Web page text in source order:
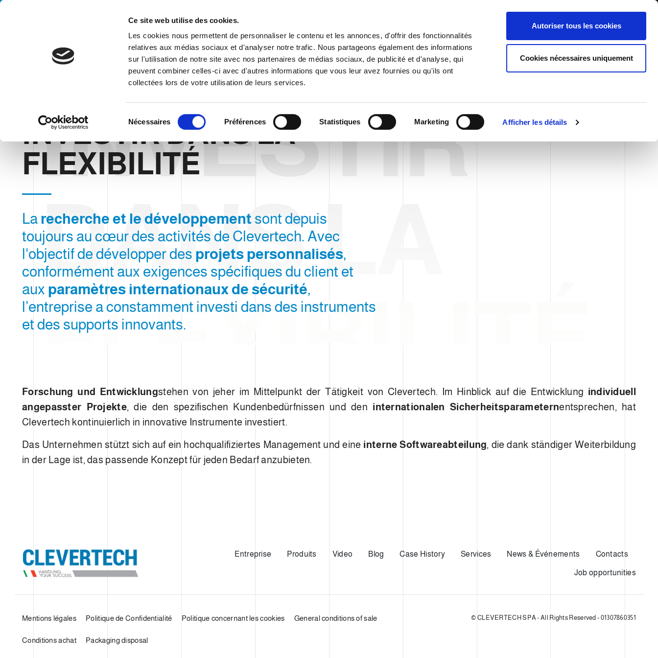
Ce site web utilise des cookies.
Les cookies nous permettent de personnaliser le contenu et les annonces, d'offrir des fonctionnalités
relatives aux médias sociaux et d'analyser notre trafic. Nous partageons également des informations
sur l'utilisation de notre site avec nos partenaires de médias sociaux, de publicité et d'analyse, qui
peuvent combiner celles-ci avec d'autres informations que vous leur avez fournies ou qu'ils ont
collectées lors de votre utilisation de leurs services.
é
e
t
u
o
n
n
e
Nécessaires Préférences Statistiques Marketing Afficher les détails
Autoriser tous les cookies
Cookies nécessaires uniquement
Whistleblowing International/Français
ENTREPRISE PRODUITS VIDEO BLOG CASE HISTORY SERVICES NEWS & ÉVÉNEMENTS
INVESTIR DANS LA
FLEXIBILITÉ
La recherche et le développement sont depuis
toujours au cœur des activités de Clevertech. Avec
l'objectif de développer des projets personnalisés,
conformément aux exigences spécifiques du client et
aux paramètres internationaux de sécurité,
l’entreprise a constamment investi dans des instruments
et des supports innovants.
INVESTIR
DANS LA
FLEXIBILITÉ
Forschung und Entwicklungstehen von jeher im Mittelpunkt der Tätigkeit von Clevertech. Im Hinblick auf die Entwicklung individuell
angepasster Projekte, die den spezifischen Kundenbedürfnissen und den internationalen Sicherheitsparameternentsprechen, hat
Clevertech kontinuierlich in innovative Instrumente investiert.
Das Unternehmen stützt sich auf ein hochqualifiziertes Management und eine interne Softwareabteilung, die dank ständiger Weiterbildung
in der Lage ist, das passende Konzept für jeden Bedarf anzubieten.
Entreprise Produits Video Blog Case History Services News & Événements Contacts
Job opportunities
Mentions légales Politique de Confidentialité Politique concernant les cookies General conditions of sale
Conditions achat Packaging disposal
© CLEVERTECH SPA - All Rights Reserved - 01307860351